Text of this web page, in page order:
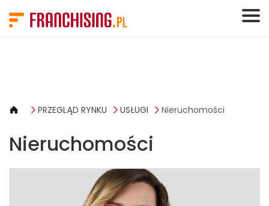
PRZEGLĄD RYNKU USŁUGI Nieruchomości
Nieruchomości